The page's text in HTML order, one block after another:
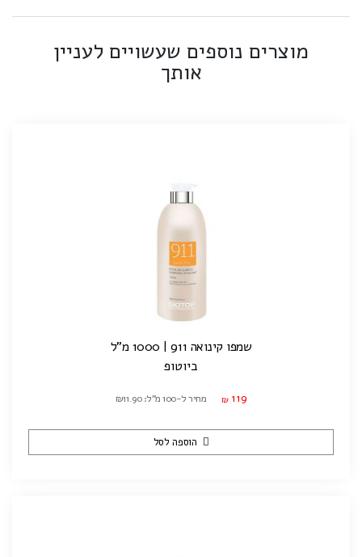
מוצרים נוספים שעשויים לעניין
אותך
שמפו קינואה 911 | 1000 מ"ל
ביוטופ
₪ 119 מחיר ל-100 מ"ל: ₪11.90
הוספה לסל